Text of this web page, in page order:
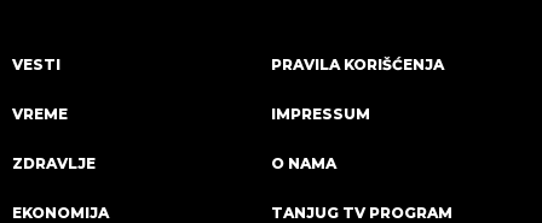
VESTI
VREME
ZDRAVLJE
EKONOMIJA
PRAVILA KORIŠĆENJA
IMPRESSUM
O NAMA
TANJUG TV PROGRAM